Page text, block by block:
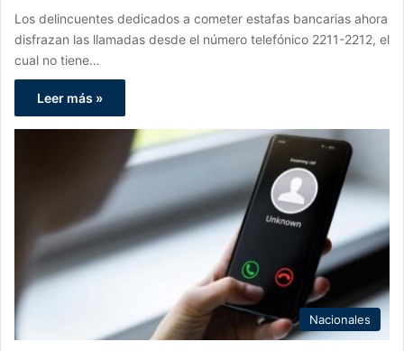
Los delincuentes dedicados a cometer estafas bancarias ahora
disfrazan las llamadas desde el número telefónico 2211-2212, el
cual no tiene…
Leer más »
Nacionales